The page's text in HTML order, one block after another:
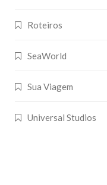
Roteiros
SeaWorld
Sua Viagem
Universal Studios